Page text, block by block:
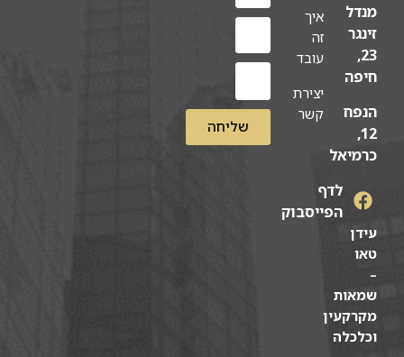
מנדל
זינגר
23,
חיפה
הנפח
12,
כרמיאל
לדף
הפייסבוק
עידן
טאו
–
שמאות
מקרקעין
וכלכלה
איך
זה
עובד
יצירת
קשר
שליחה